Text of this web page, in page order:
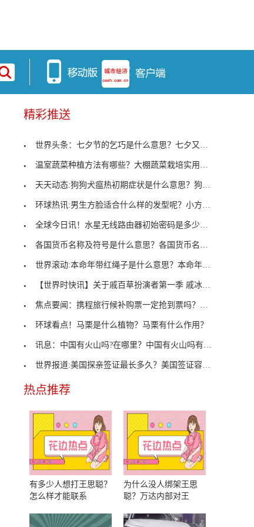
精彩推送
世界头条：七夕节的乞巧是什么意思？七夕又叫乞巧节
温室蔬菜种植方法有哪些？大棚蔬菜栽培实用技术
天天动态:狗狗犬瘟热初期症状是什么意思？狗狗犬瘟
环球热讯:男生方脸适合什么样的发型呢？小方脸男生
全球今日讯！水星无线路由器初始密码是多少？水星路
各国货币名称及符号是什么意思？各国货币名称及符号
世界滚动:本命年带红绳子是什么意思？本命年带红绳
【世界时快讯】关于戚百草扮演者第一季 戚冰卿扮演
焦点要闻：携程旅行候补购票一定抢到票吗？第四方面
环球看点！马栗是什么植物？马栗有什么作用？
讯息：中国有火山吗?在哪里？中国有火山吗有几座活
世界报道:美国探亲签证最长多久？美国签证容易过吗
热点推荐
有多少人想打王思聪？
怎么样才能联系
为什么没人绑架王思
聪？万达内部对王